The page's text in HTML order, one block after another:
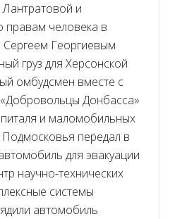
и
человека в
Сергеем Георгиевым
груз для Херсонской
омбудсмен вместе с
Донбасса»
и маломобильных
передал в
для эвакуации
научно-технических
системы
автомобиль